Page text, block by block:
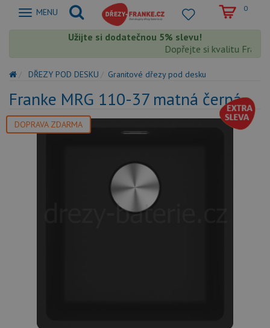
Zobrazit
MENU 0
Užijte si dodatečnou 5% slevu!
Dopřejte si kvalitu Franke
DŘEZY POD DESKU Granitové dřezy pod desku
Franke MRG 110-37 matná černá
DOPRAVA ZDARMA